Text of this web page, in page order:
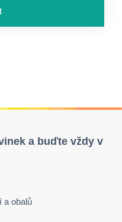
a buďte vždy v
a obalů